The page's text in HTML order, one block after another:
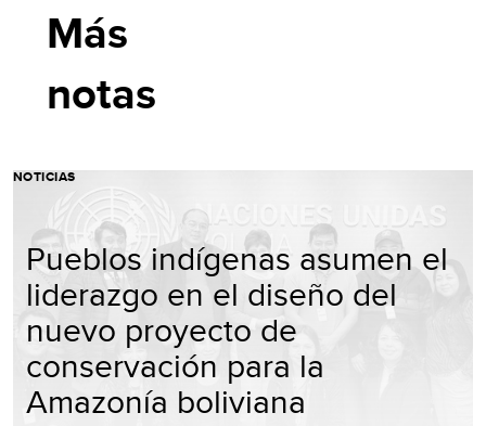
Más
notas
NOTICIAS
Pueblos indígenas asumen el
liderazgo en el diseño del
nuevo proyecto de
conservación para la
Amazonía boliviana